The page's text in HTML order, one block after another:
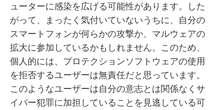
ューターに感染を広げる可能性があります。した
がって、まったく気付いていないうちに、自分の
スマートフォンが何らかの攻撃か、マルウェアの
拡大に参加しているかもしれません。このため、
個人的には、プロテクションソフトウェアの使用
を拒否するユーザーは無責任だと思っています。
このようなユーザーは自分の意志とは関係なくサ
イバー犯罪に加担していることを見逃している可